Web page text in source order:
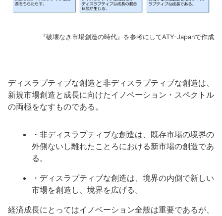
『破壊なき市場創造の時代』を参考にしてATY-Japanで作成
ディスラプティブな創造と非ディスラプティブな創造は、
新規市場創造と成長に向けたイノベーション・スペクトル
の両極をなすものである。
・非ディスラプティブな創造は、既存市場の境界の
外側ないし離れたことろにおける新市場の創造であ
る。
・ディスラプティブな創造は、境界の内側で新しい
市場を創造し、境界を広げる。
経済成長にとってはイノベーション全般は重要であるが、